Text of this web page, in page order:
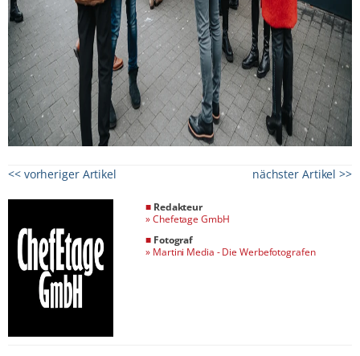
<< vorheriger Artikel nächster Artikel >>
■ Redakteur
»Chefetage GmbH
■ Fotograf
» Martini Media - Die Werbefotografen